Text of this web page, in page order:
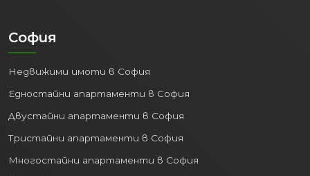
София
Недвижими имоти в София
Едностайни апартаменти в София
Двустайни апартаменти в София
Тристайни апартаменти в София
Многостайни апартаменти в София